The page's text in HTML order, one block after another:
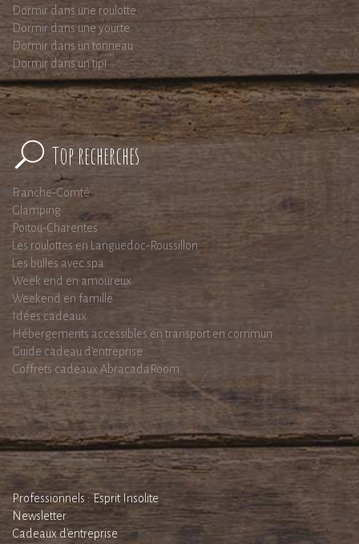
Dormir dans une roulotte
Dormir dans une yourte
Dormir dans un tonneau
Dormir dans un tipi
Top recherches
Franche-Comté
Glamping
Poitou-Charentes
Les roulottes en Languedoc-Roussillon
Les bulles avec spa
Week end en amoureux
Weekend en famille
Idées cadeaux
Hébergements accessibles en transport en commun
Guide cadeau d'entreprise
Coffrets cadeaux AbracadaRoom
Professionnels : Esprit Insolite
Newsletter
Cadeaux d'entreprise